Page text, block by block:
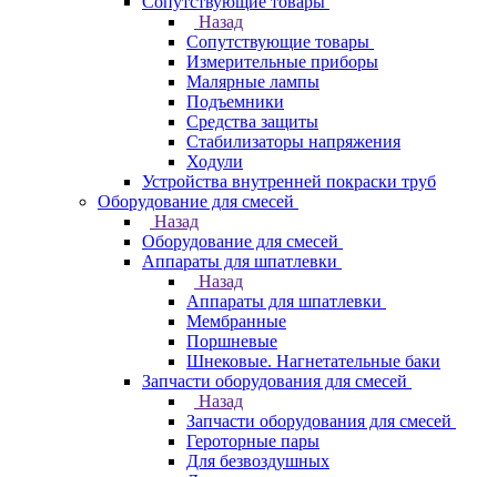
Назад
Сопутствующие товары
Измерительные приборы
Малярные лампы
Подъемники
Средства защиты
Стабилизаторы напряжения
Ходули
Устройства внутренней покраски труб
Оборудование для смесей
Назад
Оборудование для смесей
Аппараты для шпатлевки
Назад
Аппараты для шпатлевки
Мембранные
Поршневые
Шнековые. Нагнетательные баки
Запчасти оборудования для смесей
Назад
Запчасти оборудования для смесей
Героторные пары
Для безвоздушных